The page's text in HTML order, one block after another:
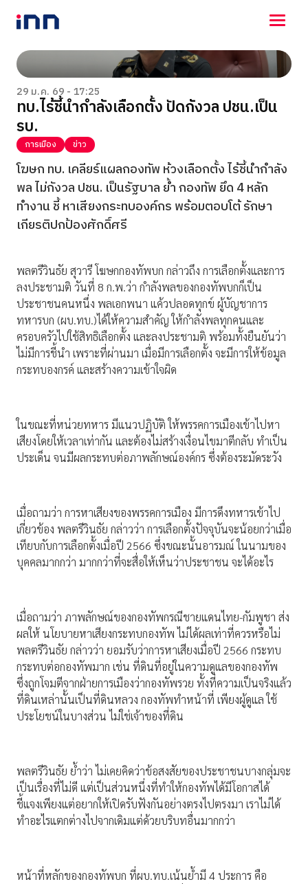
NEWS
ENTERTAINMENT
LIFESTYLE
HOROSCOPE
LOTTERY
VIDEO
ร่วมด้วยช่วยกัน
29 ม.ค. 69 - 17:25
ทบ.ไร้ชี้นำกำลังเลือกตั้ง ปัดกังวล ปชน.เป็น
รบ.
การเมือง ข่าว
โฆษก ทบ. เคลียร์แผลกองทัพ ห้วงเลือกตั้ง ไร้ชี้นำกำลัง
พล ไม่กังวล ปชน. เป็นรัฐบาล ย้ำ กองทัพ ยึด 4 หลัก
ทำงาน ชี้ หาเสียงกระทบองค์กร พร้อมตอบโต้ รักษา
เกียรติปกป้องศักดิ์ศรี
พลตรีวินธัย สุวารี โฆษกกองทัพบก กล่าวถึง การเลือกตั้งและการ
ลงประชามติ วันที่ 8 ก.พ.ว่า กำลังพลของกองทัพบกก็เป็น
ประชาชนคนหนึ่ง พลเอกพนา แค้วปลอดทุกข์ ผู้บัญชาการ
ทหารบก (ผบ.ทบ.)ได้ให้ความสำคัญ ให้กําลังพลทุกคนและ
ครอบครัวไปใช้สิทธิเลือกตั้ง และลงประชามติ พร้อมทั้งยืนยันว่า
ไม่มีการชี้นํา เพราะที่ผ่านมา เมื่อมีการเลือกตั้ง จะมีการให้ข้อมูล
กระทบองกรค์ และสร้างความเข้าใจผิด
ในขณะที่หน่วยทหาร มีแนวปฏิบัติ ให้พรรคการเมืองเข้าไปหา
เสียงโดยให้เวลาเท่ากัน และต้องไม่สร้างเงื่อนไขมาตีกลับ ทําเป็น
ประเด็น จนมีผลกระทบต่อภาพลักษณ์องค์กร ซึ่งต้องระมัดระวัง
เมื่อถามว่า การหาเสียงของพรรคการเมือง มีการดึงทหารเข้าไป
เกี่ยวข้อง พลตรีวินธัย กล่าวว่า การเลือกตั้งปัจจุบันจะน้อยกว่าเมื่อ
เทียบกับการเลือกตั้งเมื่อปี 2566 ซึ่งขณะนั้นอารมณ์ ในนามของ
บุคคลมากกว่า มากกว่าที่จะสื่อให้เห็นว่าประชาชน จะได้อะไร
เมื่อถามว่า ภาพลักษณ์ของกองทัพกรณีชายแดนไทย-กัมพูชา ส่ง
ผลให้ นโยบายหาเสียงกระทบกองทัพ ไม่ได้ผลเท่าที่ควรหรือไม่
พลตรีวินธัย กล่าวว่า ยอมรับว่าการหาเสียงเมื่อปี 2566 กระทบ
กระทบต่อกองทัพมาก เช่น ที่ดินที่อยู่ในความดูแลของกองทัพ
ซึ่งถูกโจมตีจากฝ่ายการเมืองว่ากองทัพรวย ทั้งที่ความเป็นจริงแล้ว
ที่ดินเหล่านั้นเป็นที่ดินหลวง กองทัพทําหน้าที่ เพียงผู้ดูแล ใช้
ประโยชน์ในบางส่วน ไม่ใช่เจ้าของที่ดิน
พลตรีวินธัย ย้ำว่า ไม่เคยคิดว่าข้อสงสัยของประชาชนบางกลุ่มจะ
เป็นเรื่องที่ไม่ดี แต่เป็นส่วนหนึ่งที่ทําให้กองทัพได้มีโอกาสได้
ชี้แจงเพียงแต่อยากให้เปิดรับฟังกันอย่างตรงไปตรงมา เราไม่ได้
ทําอะไรแตกต่างไปจากเดิมแต่ด้วยบริบทอื่นมากกว่า
หน้าที่หลักของกองทัพบก ที่ผบ.ทบ.เน้นย้ํามี 4 ประการ คือ